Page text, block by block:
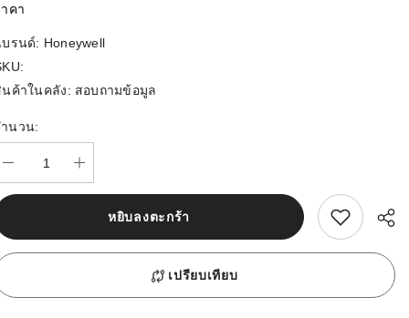
คา
บรนด์: Honeywell
นค้าในคลัง: สอบถามข้อมูล
ำนวน:
หยิบลงตะกร้า สนใจสิ้นค้านี้
เปรียบเทียบ